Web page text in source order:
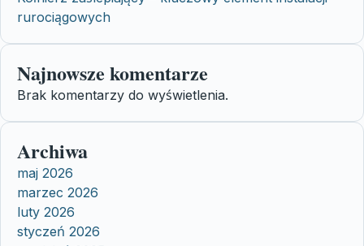
rurociągowych
Najnowsze komentarze
Brak komentarzy do wyświetlenia.
Archiwa
maj 2026
marzec 2026
luty 2026
styczeń 2026